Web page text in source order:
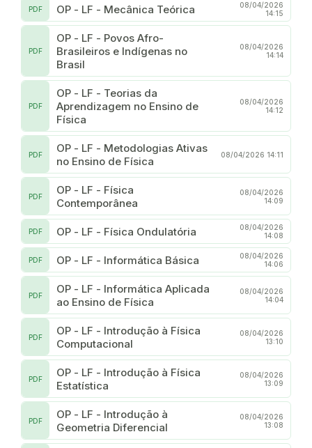
OP - LF - Mecânica Teórica
PDF
08/04/2026
14:15
OP - LF - Povos Afro-
Brasileiros e Indígenas no
Brasil
PDF
08/04/2026
14:14
OP - LF - Teorias da
Aprendizagem no Ensino de
Física
PDF
08/04/2026
14:12
OP - LF - Metodologias Ativas
no Ensino de Física
PDF 08/04/2026 14:11
OP - LF - Física
Contemporânea
PDF
08/04/2026
14:09
OP - LF - Física Ondulatória
PDF
08/04/2026
14:08
OP - LF - Informática Básica
PDF
08/04/2026
14:06
OP - LF - Informática Aplicada
ao Ensino de Física
PDF
08/04/2026
14:04
OP - LF - Introdução à Física
Computacional
PDF
08/04/2026
13:10
OP - LF - Introdução à Física
Estatística
PDF
08/04/2026
13:09
OP - LF - Introdução à
Geometria Diferencial
PDF
08/04/2026
13:08